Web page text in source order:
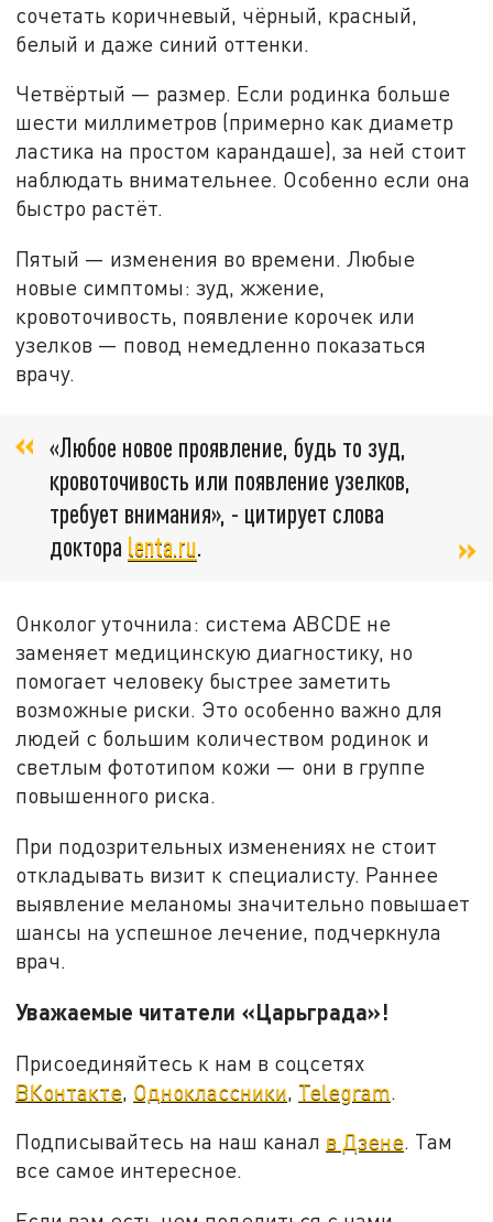
сочетать коричневый, чёрный, красный,
белый и даже синий оттенки.
Четвёртый — размер. Если родинка больше
шести миллиметров (примерно как диаметр
ластика на простом карандаше), за ней стоит
наблюдать внимательнее. Особенно если она
быстро растёт.
Пятый — изменения во времени. Любые
новые симптомы: зуд, жжение,
кровоточивость, появление корочек или
узелков — повод немедленно показаться
врачу.
«Любое новое проявление, будь то зуд,
кровоточивость или появление узелков,
требует внимания», - цитирует слова
доктора lenta.ru.
Онколог уточнила: система ABCDE не
заменяет медицинскую диагностику, но
помогает человеку быстрее заметить
возможные риски. Это особенно важно для
людей с большим количеством родинок и
светлым фототипом кожи — они в группе
повышенного риска.
При подозрительных изменениях не стоит
откладывать визит к специалисту. Раннее
выявление меланомы значительно повышает
шансы на успешное лечение, подчеркнула
врач.
Уважаемые читатели «Царьграда»!
Присоединяйтесь к нам в соцсетях
ВКонтакте Одноклассники Telegram
Подписывайтесь на наш канал в Дзене. Там
все самое интересное.